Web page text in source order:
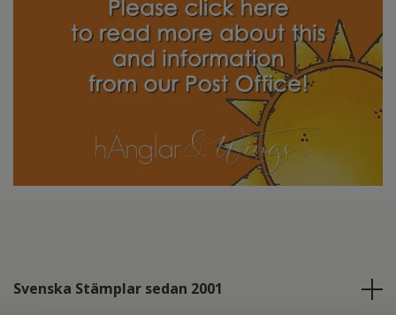
Svenska Stämplar sedan 2001